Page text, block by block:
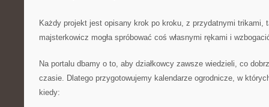
Każdy projekt jest opisany krok po kroku, z przydatnymi trikami,
majsterkowicz mogła spróbować coś własnymi rękami i
Na portalu dbamy o to, aby działkowcy zawsze wiedzieli, co
czasie. Dlatego przygotowujemy kalendarze ogrodnicze, w
kiedy: